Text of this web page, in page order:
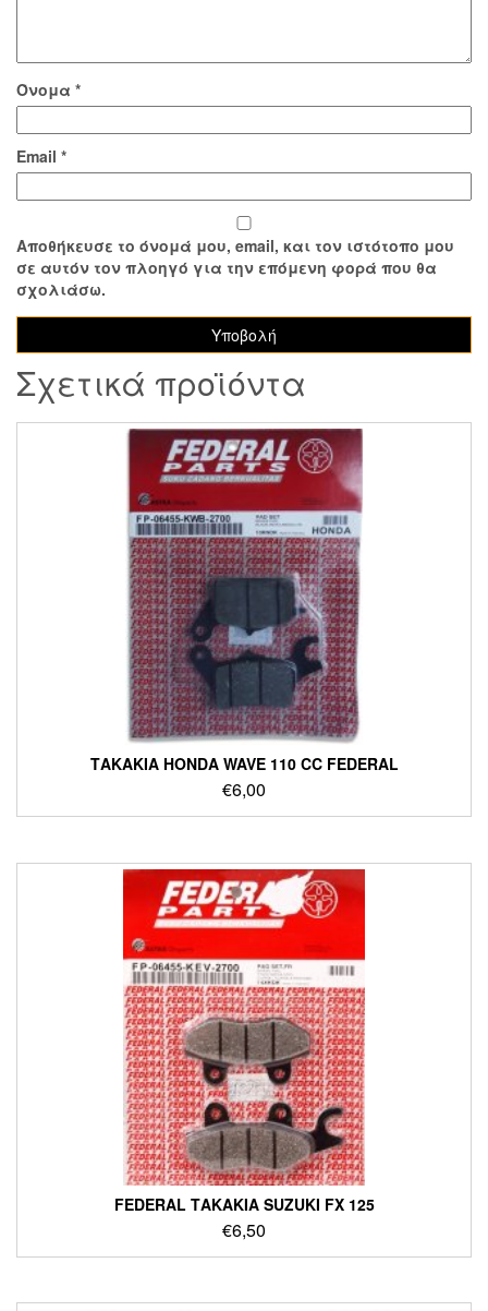
Όνομα *
Email *
Αποθήκευσε το όνομά μου, email, και τον ιστότοπο μου
σε αυτόν τον πλοηγό για την επόμενη φορά που θα
σχολιάσω.
Σχετικά προϊόντα
ΤΑΚΑΚΙΑ HONDA WAVE 110 CC FEDERAL
€6,00
FEDERAL ΤΑΚΑΚΙΑ SUZUKI FX 125
€6,50